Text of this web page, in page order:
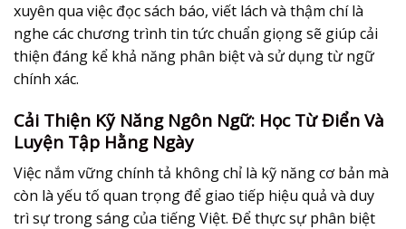
xuyên qua việc đọc sách báo, viết lách và thậm chí là
nghe các chương trình tin tức chuẩn giọng sẽ giúp cải
thiện đáng kể khả năng phân biệt và sử dụng từ ngữ
chính xác.
Cải Thiện Kỹ Năng Ngôn Ngữ: Học Từ Điển Và
Luyện Tập Hằng Ngày
Việc nắm vững chính tả không chỉ là kỹ năng cơ bản mà
còn là yếu tố quan trọng để giao tiếp hiệu quả và duy
trì sự trong sáng của tiếng Việt. Để thực sựphân biệt